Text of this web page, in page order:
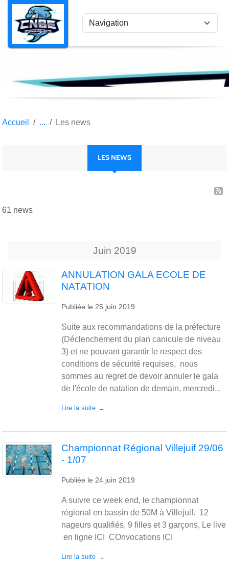
Accueil Les news
LES NEWS
61 news
Juin 2019
ANNULATION GALA ECOLE DE
NATATION
Publiée le 25 juin 2019
Suite aux recommandations de la préfecture
(Déclenchement du plan canicule de niveau
3) et ne pouvant garantir le respect des
conditions de sécurité requises, nous
sommes au regret de devoir annuler le gala
de l'école de natation de demain, mercredi...
Lire la suite
Championnat Régional Villejuif 29/06
- 1/07
Publiée le 24 juin 2019
A suivre ce week end, le championnat
régional en bassin de 50M à Villejuif. 12
nageurs qualifiés, 9 filles et 3 garçons, Le live
en ligne ICI COnvocations ICI
Lire la suite
Panneau de gestion des cookies